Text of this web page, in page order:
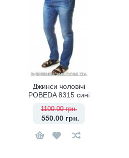
Джинси чоловічі
POBEDA 8315 сині
1100.00 грн.
550.00 грн.